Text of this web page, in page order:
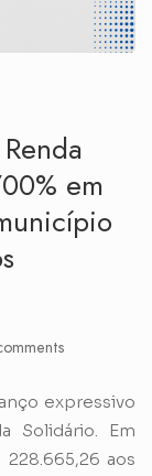
em
expressivo
Solidário. Em
aos